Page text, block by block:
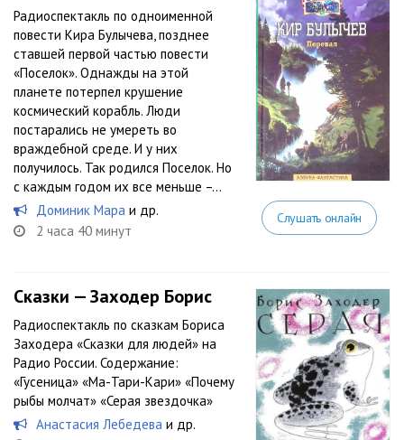
Радиоспектакль по одноименной
повести Кира Булычева, позднее
ставшей первой частью повести
«Поселок». Однажды на этой
планете потерпел крушение
космический корабль. Люди
постарались не умереть во
враждебной среде. И у них
получилось. Так родился Поселок. Но
с каждым годом их все меньше –...
Доминик Мара и др.
2 часа 40 минут
Слушать онлайн
Сказки — Заходер Борис
Радиоспектакль по сказкам Бориса
Заходера «Сказки для людей» на
Радио России. Содержание:
«Гусеница» «Ма-Тари-Кари» «Почему
рыбы молчат» «Серая звездочка»
Анастасия Лебедева и др.